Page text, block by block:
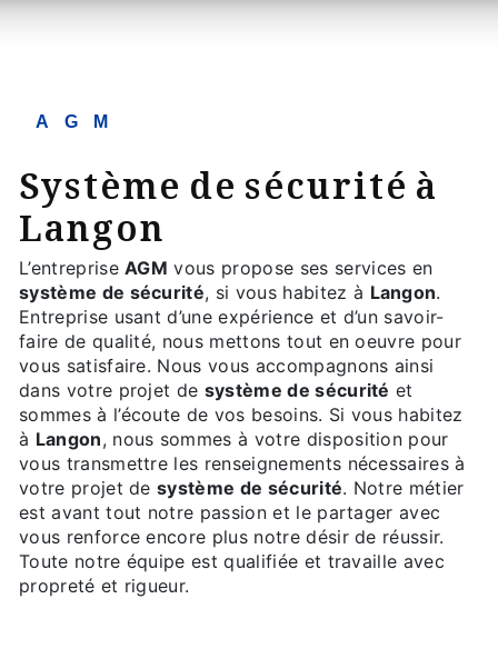
AGM
système de sécurité à
Langon
L’entrepriseAGM vous propose ses services en
système de sécurité, si vous habitez à Langon.
Entreprise usant d’une expérience et d’un savoir-
faire de qualité, nous mettons tout en oeuvre pour
vous satisfaire. Nous vous accompagnons ainsi
dans votre projet de système de sécurité et
sommes à l’écoute de vos besoins. Si vous habitez
à Langon, nous sommes à votre disposition pour
vous transmettre les renseignements nécessaires à
votre projet desystème de sécurité. Notre métier
est avant tout notre passion et le partager avec
vous renforce encore plus notre désir de réussir.
Toute notre équipe est qualifiée et travaille avec
propreté et rigueur.